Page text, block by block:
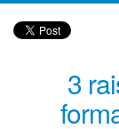
3